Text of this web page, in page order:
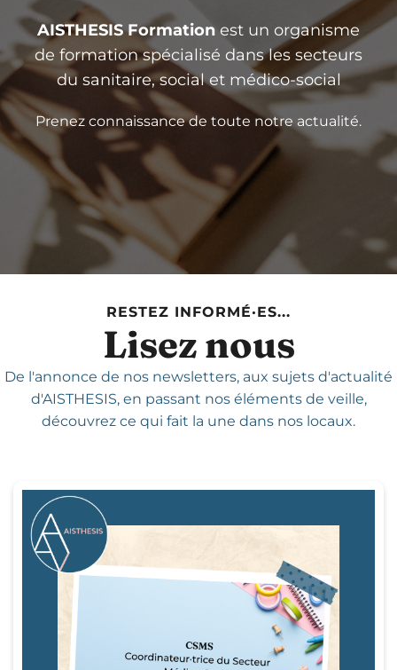
AISTHESIS Formation est un organisme
de formation spécialisé dans les secteurs
du sanitaire, social et médico-social
Prenez connaissance de toute notre actualité.
RESTEZ INFORMÉ·ES...
Lisez nous
De l'annonce de nos newsletters, aux sujets d'actualité
d'AISTHESIS,en passant nos éléments de veille,
découvrez ce qui fait la une dans nos locaux.